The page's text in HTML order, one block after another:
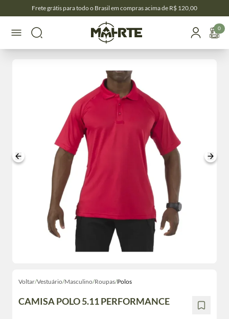
Frete grátis para todo o Brasil em compras acima de R$ 120,00
0
Voltar/Vestuário/Masculino/Roupas/Polos
CAMISA POLO 5.11 PERFORMANCE